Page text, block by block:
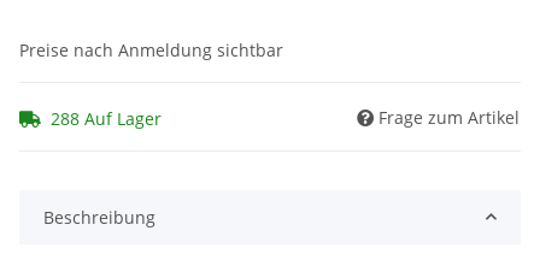
Preise nach Anmeldung sichtbar
288 Auf Lager Frage zum Artikel
Beschreibung